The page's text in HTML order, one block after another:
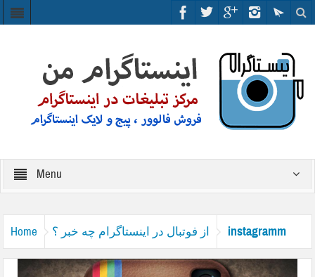
Menu
Home از فوتبال در اینستاگرام چه خبر ؟ instagramm